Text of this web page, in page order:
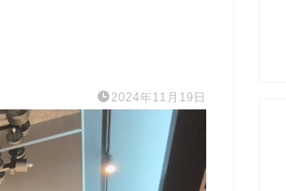
2024年11月19日